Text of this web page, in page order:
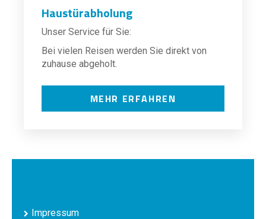
Haustürabholung
Unser Service für Sie:
Bei vielen Reisen werden Sie direkt von
zuhause abgeholt.
MEHR ERFAHREN
Impressum